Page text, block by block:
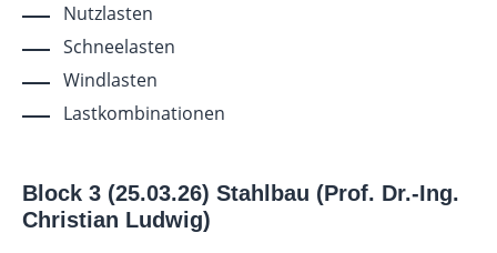
Nutzlasten
Schneelasten
Windlasten
Lastkombinationen
Block 3 (25.03.26) Stahlbau (Prof. Dr.-Ing.
Christian Ludwig)